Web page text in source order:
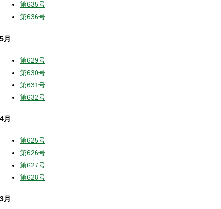
第635号
第636号
5月
第629号
第630号
第631号
第632号
4月
第625号
第626号
第627号
第628号
3月